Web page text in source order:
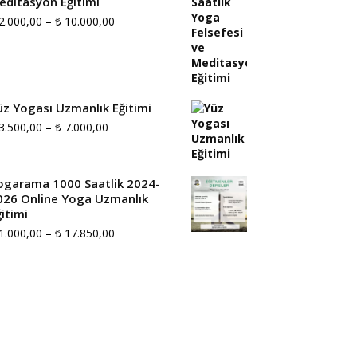
2.000,00 – ₺ 10.000,00
₺ 10.000,00
Yogası Uzmanlık Eğitimi
– ₺ 7.000,00
-
1000 Saatlik 2024-
Online Yoga Uzmanlık
1.000,00 – ₺ 17.850,00